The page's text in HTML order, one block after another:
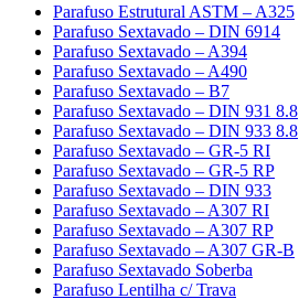
Parafuso Estrutural ASTM – A325
Parafuso Sextavado – DIN 6914
Parafuso Sextavado – A394
Parafuso Sextavado – A490
Parafuso Sextavado – B7
Parafuso Sextavado – DIN 931 8.8
Parafuso Sextavado – DIN 933 8.8
Parafuso Sextavado – GR-5 RI
Parafuso Sextavado – GR-5 RP
Parafuso Sextavado – DIN 933
Parafuso Sextavado – A307 RI
Parafuso Sextavado – A307 RP
Parafuso Sextavado – A307 GR-B
Parafuso Sextavado Soberba
Parafuso Lentilha c/ Trava